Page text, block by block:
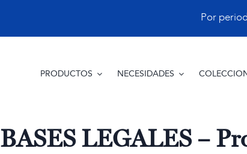
contenido
Por
PRODUCTOS NECESIDADES
BASES LEGALES –